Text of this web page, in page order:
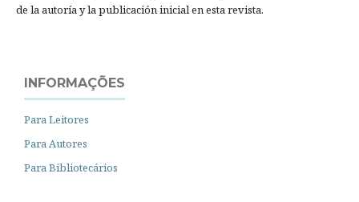
de la autoría y la publicación inicial en esta revista.
INFORMAÇÕES
Para Leitores
Para Autores
Para Bibliotecários